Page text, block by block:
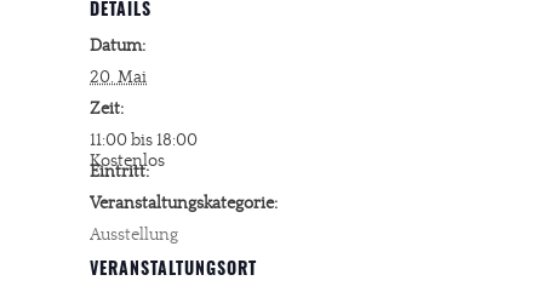
DETAILS
Datum:
20. Mai
Zeit:
11:00 bis 18:00
Eintritt:
Kostenlos
Veranstaltungskategorie:
Ausstellung
VERANSTALTUNGSORT